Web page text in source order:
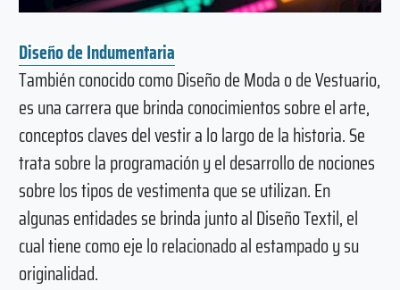
Diseño de Indumentaria
También conocido como Diseño de Moda o de Vestuario,
es una carrera que brinda conocimientos sobre el arte,
conceptos claves del vestir a lo largo de la historia. Se
trata sobre la programación y el desarrollo de nociones
sobre los tipos de vestimenta que se utilizan. En
algunas entidades se brinda junto al Diseño Textil, el
cual tiene como eje lo relacionado al estampado y su
originalidad.